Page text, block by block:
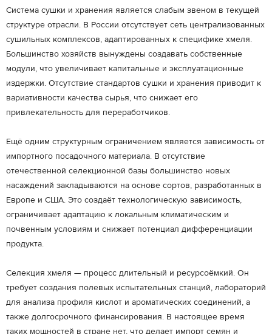
Система сушки и хранения является слабым звеном в текущей
структуре отрасли. В России отсутствует сеть централизованных
сушильных комплексов, адаптированных к специфике хмеля.
Большинство хозяйств вынуждены создавать собственные
модули, что увеличивает капитальные и эксплуатационные
издержки. Отсутствие стандартов сушки и хранения приводит к
вариативности качества сырья, что снижает его
привлекательность для переработчиков.
Ещё одним структурным ограничением является зависимость от
импортного посадочного материала. В отсутствие
отечественной селекционной базы большинство новых
насаждений закладываются на основе сортов, разработанных в
Европе и США. Это создаёт технологическую зависимость,
ограничивает адаптацию к локальным климатическим и
почвенным условиям и снижает потенциал дифференциации
продукта.
Селекция хмеля — процесс длительный и ресурсоёмкий. Он
требует создания полевых испытательных станций, лабораторий
для анализа профиля кислот и ароматических соединений, а
также долгосрочного финансирования. В настоящее время
таких мощностей в стране нет, что делает импорт семян и